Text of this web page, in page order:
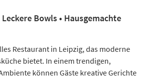
Leckere Bowls • Hausgemachte
Restaurant in Leipzig, das moderne
bietet. In einem trendigen,
können Gäste kreative Gerichte